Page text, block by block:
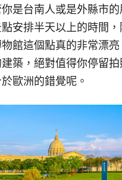
是台南人或是外縣市的
安排半天以上的時間
館這個點真的非常漂
築，絕對值得你停留
歐洲的錯覺呢。